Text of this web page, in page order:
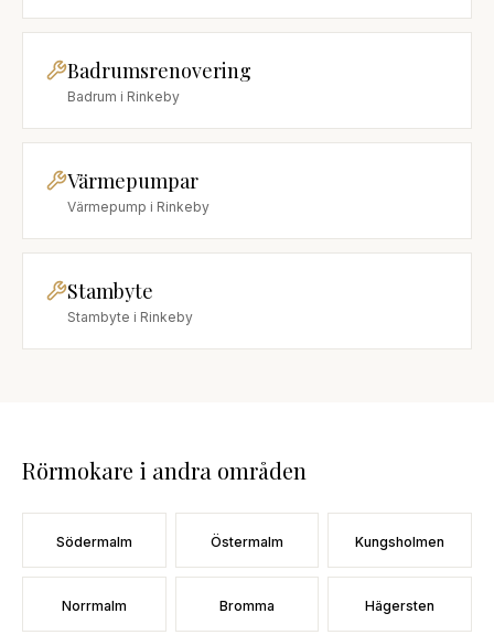
Badrumsrenovering
Badrum i Rinkeby
Värmepumpar
Värmepump i Rinkeby
Stambyte
Stambyte i Rinkeby
Rörmokare i andra områden
Södermalm Östermalm Kungsholmen
Norrmalm Bromma Hägersten